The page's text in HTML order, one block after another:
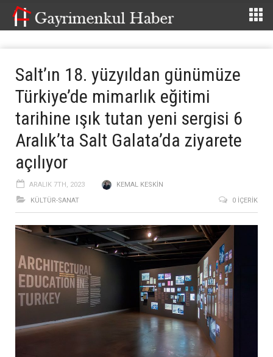
Salt’ın 18. yüzyıldan günümüze
Türkiye’de mimarlık eğitimi
tarihine ışık tutan yeni sergisi 6
Aralık’ta Salt Galata’da ziyarete
açılıyor
ARALIK 7TH, 2023
KEMAL KESKIN
KÜLTÜR-SANAT
0 İÇERIK